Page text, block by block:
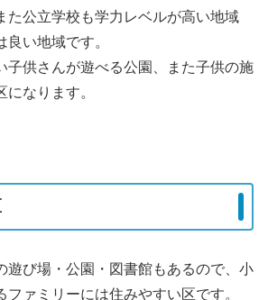
た公立学校も学力レベルが高い地域
い地域です。
子供さんが遊べる公園、また子供の施
なります。
遊び場・公園・図書館もあるので、小
ファミリーには住みやすい区です。